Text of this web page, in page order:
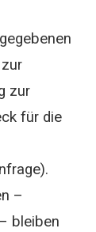
zur
für die
–
bleiben